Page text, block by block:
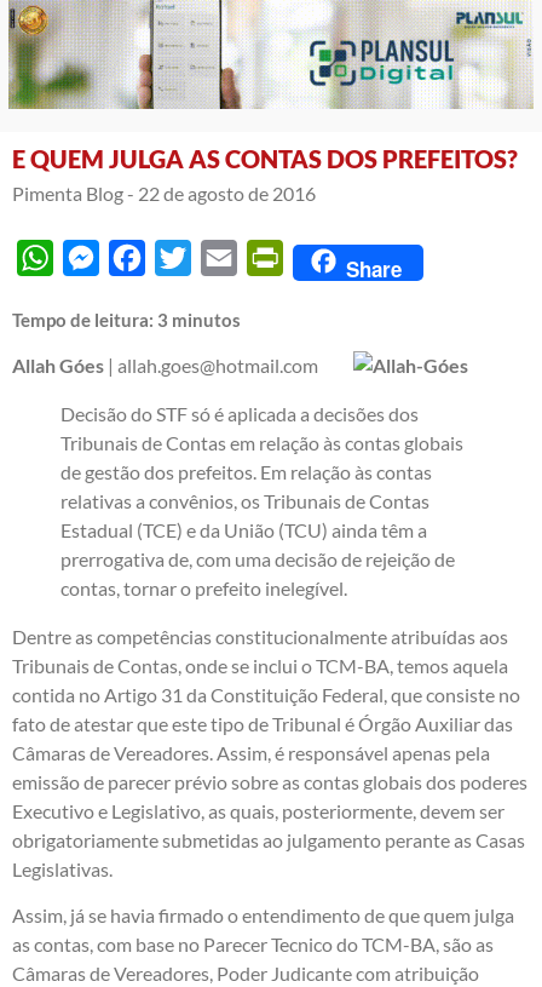
E QUEM JULGA AS CONTAS DOS PREFEITOS?
Pimenta Blog - 22 de agosto de 2016
WhatsAppMessengerFacebook
Twitter Email PrintFriendly
Share
Tempo de leitura: 3 minutos
Allah Góes | allah.goes@hotmail.com
Decisão do STF só é aplicada a decisões dos
Tribunais de Contas em relação às contas globais
de gestão dos prefeitos. Em relação às contas
relativas a convênios, os Tribunais de Contas
Estadual (TCE) e da União (TCU) ainda têm a
prerrogativa de, com uma decisão de rejeição de
contas, tornar o prefeito inelegível.
Dentre as competências constitucionalmente atribuídas aos
Tribunais de Contas, onde se inclui o TCM-BA, temos aquela
contida no Artigo 31 da Constituição Federal, que consiste no
fato de atestar que este tipo de Tribunal é Órgão Auxiliar das
Câmaras de Vereadores. Assim, é responsável apenas pela
emissão de parecer prévio sobre as contas globais dos poderes
Executivo e Legislativo, as quais, posteriormente, devem ser
obrigatoriamente submetidas ao julgamento perante as Casas
Legislativas.
Assim, já se havia firmado o entendimento de que quem julga
as contas, com base no Parecer Tecnico do TCM-BA, são as
Câmaras de Vereadores, Poder Judicante com atribuição